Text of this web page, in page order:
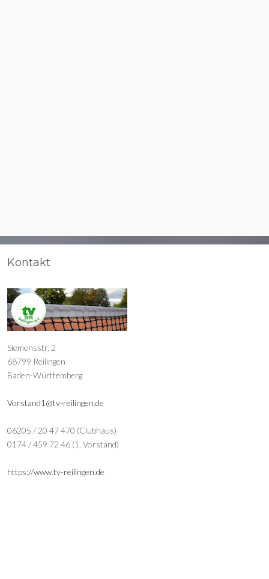
Kontakt
Siemensstr. 2
68799 Reilingen
Baden-Württemberg
Vorstand1@tv-reilingen.de
06205 / 20 47 470 (Clubhaus)
0174 / 459 72 46 (1. Vorstand)
https://www.tv-reilingen.de